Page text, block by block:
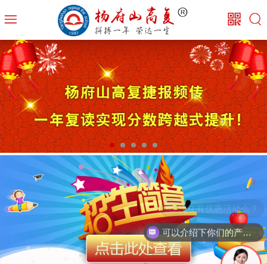
可以介绍下你们的产品么？
现在有优惠活动么？